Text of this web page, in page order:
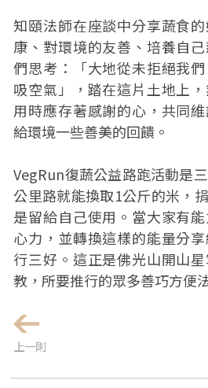
知頤法師在座談中分享蔬食
康、對環境的友善、培養自
們思考：「大地從未拒絕我
吸空氣」，踏在這片土地上
用時應存著感謝的心，共同
給環境一些善美的回饋。
VegRun復蔬公益路跑活動是
公里路就能換取1公斤的米，
是留給自己使用。當大家有
心力，並轉換這樣的能量分
行三好。這正是佛光山開山
教，所要推行的眾多善巧方便
上一則